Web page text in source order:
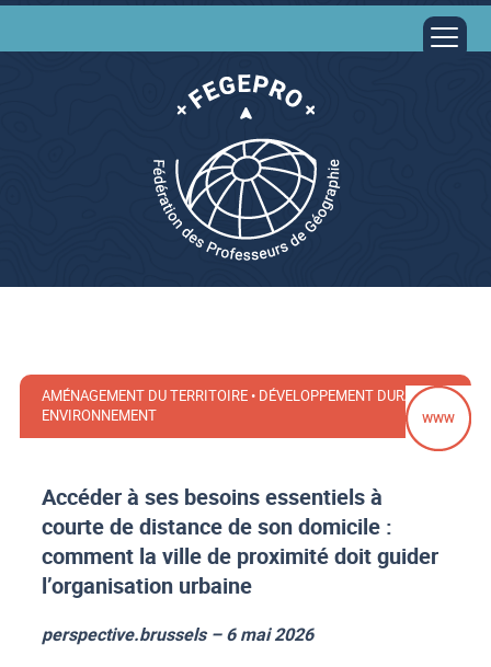
AMÉNAGEMENT DU TERRITOIRE • DÉVELOPPEMENT DURABLE •
ENVIRONNEMENT
Accéder à ses besoins essentiels à
courte de distance de son domicile :
comment la ville de proximité doit guider
l’organisation urbaine
perspective.brussels – 6 mai 2026